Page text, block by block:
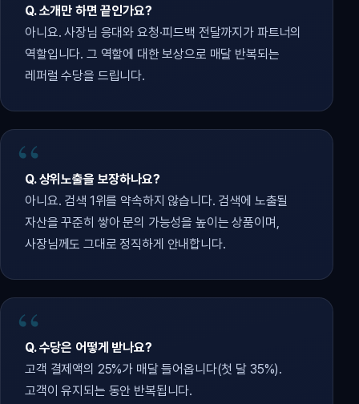
Q. 소개만 하면 끝인가요?
아니요. 사장님 응대와 요청·피드백 전달까지가 파트너의
역할입니다. 그 역할에 대한 보상으로 매달 반복되는
레퍼럴 수당을 드립니다.
Q. 상위노출을 보장하나요?
아니요. 검색 1위를 약속하지 않습니다. 검색에 노출될
자산을 꾸준히 쌓아 문의 가능성을 높이는 상품이며,
사장님께도 그대로 정직하게 안내합니다.
Q. 수당은 어떻게 받나요?
고객 결제액의 25%가 매달 들어옵니다(첫 달 35%).
고객이 유지되는 동안 반복됩니다.